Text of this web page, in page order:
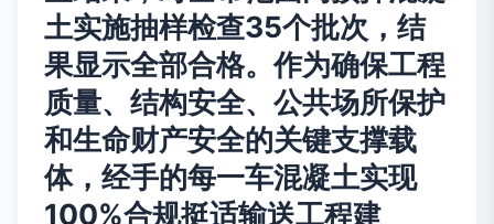
土实施抽样检查35个批次，结
果显示全部合格。作为确保工程
质量、结构安全、公共场所保护
和生命财产安全的关键支撑载
体，经手的每一车混凝土实现
100%合规挺适输送工程建